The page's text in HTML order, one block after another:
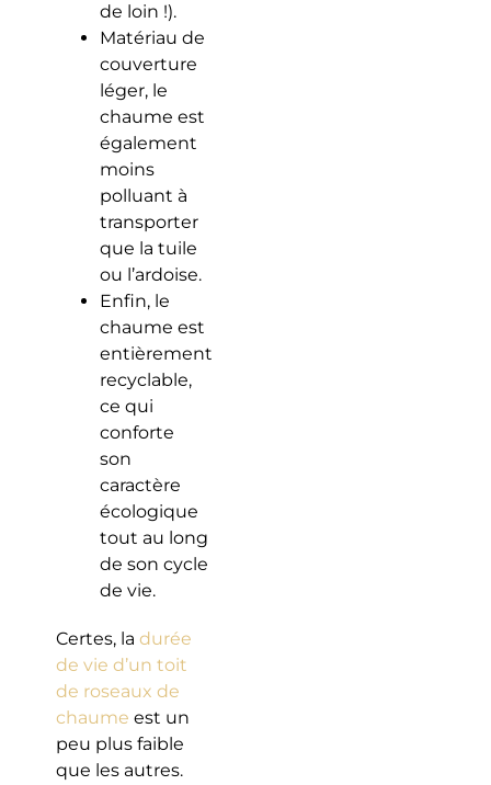
de loin !).
Matériau de
couverture
léger, le
chaume est
également
moins
polluant à
transporter
que la tuile
ou l’ardoise.
Enfin, le
chaume est
entièrement
recyclable,
ce qui
conforte
son
caractère
écologique
tout au long
de son cycle
de vie.
Certes, la durée
de vie d’un toit
de roseaux de
chaume est un
peu plus faible
que les autres.